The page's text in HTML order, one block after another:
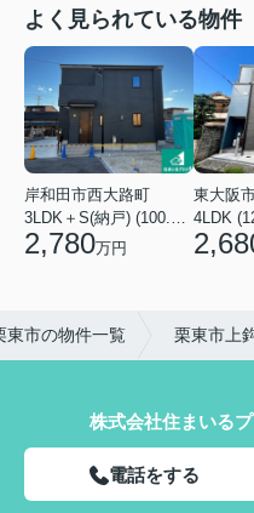
よく見られている物件
岸和田市西大路町
3LDK＋S(納戸) (100.44㎡)
2,780万円
東大阪
4LDK
東市の物件一覧 栗東市上
株式会社住まいる
電話をする